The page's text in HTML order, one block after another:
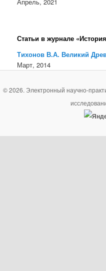
Статьи в журнале
Тихонов В.А. Великий
Март, 2014
© 2026. Электронный научно-